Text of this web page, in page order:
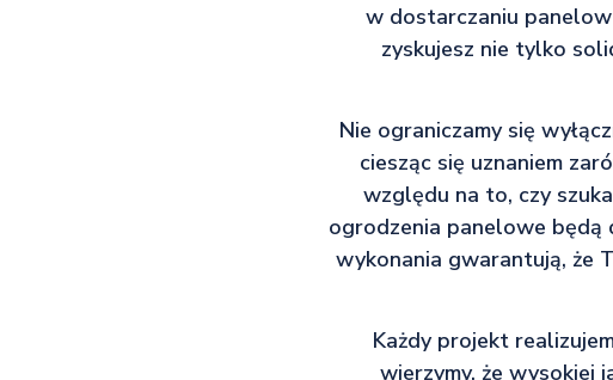
w dostarczaniu
zyskujesz nie tylko
Nie ograniczamy się
ciesząc się uznaniem
względu na to, czy
ogrodzenia panelowe będą
wykonania gwarantują, że
Każdy projekt
wierzymy, że wysokiej